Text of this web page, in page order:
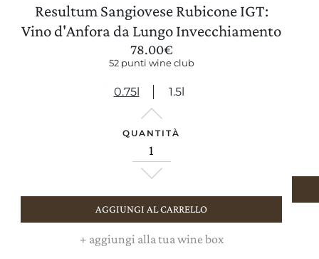
AGGIORNA PREFERENZE
Resultum Sangiovese Rubicone IGT:
Vino d'Anfora da Lungo Invecchiamento
78.00€
52 punti wine club
0.75l 1.5l
QUANTITÀ
AGGIUNGI AL CARRELLO
+ aggiungi alla tua wine box